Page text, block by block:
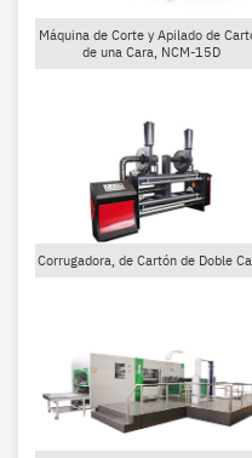
Máquina de Corte y Apilado de
de una Cara, NCM-15D
Corrugadora, de Cartón de Doble